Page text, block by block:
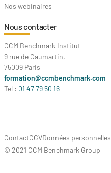
Nos webinaires
Nous contacter
CCM Benchmark Institut
9 rue de Caumartin,
75009 Paris
formation@ccmbenchmark.com
Tel : 01 47 79 50 16
ContactCGVDonnées personnelles
© 2021 CCM Benchmark Group